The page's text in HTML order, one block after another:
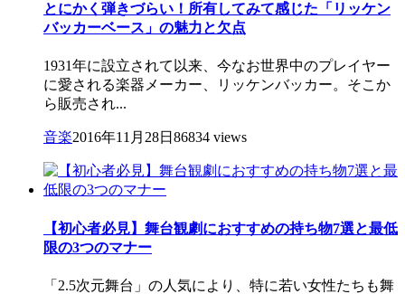
とにかく弾きづらい！所有してみて感じた「リッケン
バッカーベース」の魅力と欠点
1931年に設立されて以来、今なお世界中のプレイヤー
に愛される楽器メーカー、リッケンバッカー。そこか
ら販売され...
音楽2016年11月28日 86834 views
【初心者必見】舞台観劇におすすめの持ち物7選と最低
限の3つのマナー
「2.5次元舞台」の人気により、特に若い女性たちも舞